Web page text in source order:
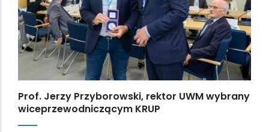
Prof. Jerzy Przyborowski, rektor UWM wybrany
wiceprzewodniczącym KRUP